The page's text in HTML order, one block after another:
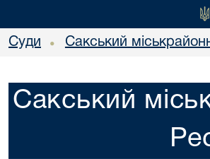
Суди • Сакський
Сакський